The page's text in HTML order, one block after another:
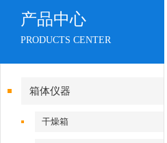
产品中心
PRODUCTS CENTER
箱体仪器
干燥箱